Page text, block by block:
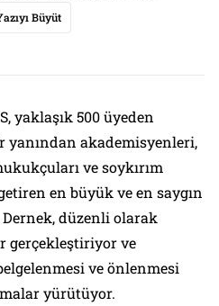
Büyüt
yaklaşık 500 üyeden
yanından akademisyenleri,
ve soykırım
en büyük ve en saygın
düzenli olarak
gerçekleştiriyor ve
ve önlenmesi
yürütüyor.